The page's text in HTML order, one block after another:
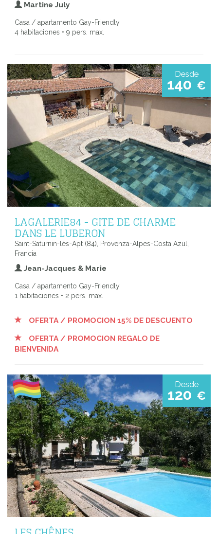
Martine July
Casa / apartamento Gay-Friendly
4 habitaciones • 9 pers. max.
Desde
140 €
LAGALERIE84 - GITE DE CHARME
DANS LE LUBERON
Saint-Saturnin-lès-Apt (84), Provenza-Alpes-Costa Azul,
Francia
Jean-Jacques & Marie
Casa / apartamento Gay-Friendly
1 habitaciones • 2 pers. max.
OFERTA / PROMOCION 15% DE DESCUENTO
OFERTA / PROMOCION REGALO DE
BIENVENIDA
Desde
120 €